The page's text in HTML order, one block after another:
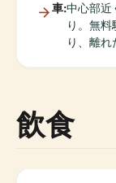
車:中心部近
り。無
り、離
飲食